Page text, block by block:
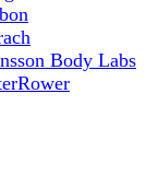
Body Labs